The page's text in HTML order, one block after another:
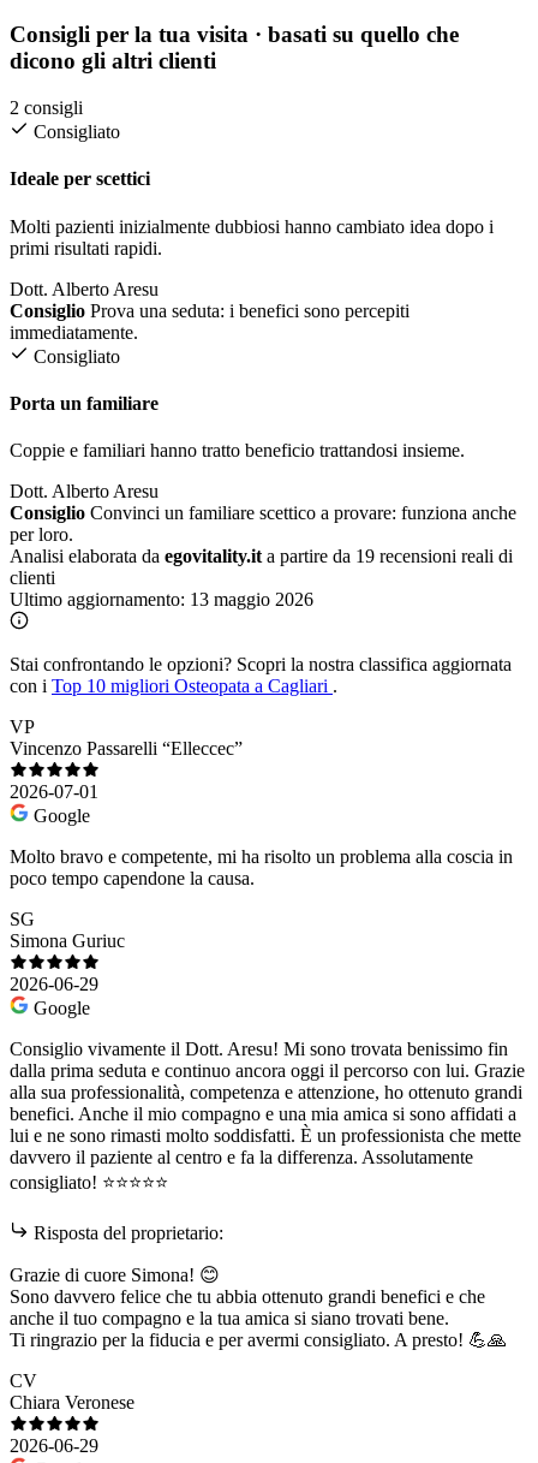
Consigli per la tua visita · basati su quello che
dicono gli altri clienti
2 consigli
Consigliato
Ideale per scettici
Molti pazienti inizialmente dubbiosi hanno cambiato idea dopo i
primi risultati rapidi.
Dott. Alberto Aresu
Consiglio Prova una seduta: i benefici sono percepiti
immediatamente.
Consigliato
Porta un familiare
Coppie e familiari hanno tratto beneficio trattandosi insieme.
Dott. Alberto Aresu
Consiglio Convinci un familiare scettico a provare: funziona anche
per loro.
Analisi elaborata da egovitality.it a partire da 19 recensioni reali di
clienti
Ultimo aggiornamento: 13 maggio 2026
Stai confrontando le opzioni? Scopri la nostra classifica aggiornata
con i Top 10 migliori Osteopata a Cagliari .
VP
Vincenzo Passarelli “Elleccec”
2026-07-01
Google
Molto bravo e competente, mi ha risolto un problema alla coscia in
poco tempo capendone la causa.
SG
Simona Guriuc
2026-06-29
Google
Consiglio vivamente il Dott. Aresu! Mi sono trovata benissimo fin
dalla prima seduta e continuo ancora oggi il percorso con lui. Grazie
alla sua professionalità, competenza e attenzione, ho ottenuto grandi
benefici. Anche il mio compagno e una mia amica si sono affidati a
lui e ne sono rimasti molto soddisfatti. È un professionista che mette
davvero il paziente al centro e fa la differenza. Assolutamente
consigliato! ⭐⭐⭐⭐⭐
Risposta del proprietario:
Grazie di cuore Simona! 😊
Sono davvero felice che tu abbia ottenuto grandi benefici e che
anche il tuo compagno e la tua amica si siano trovati bene.
Ti ringrazio per la fiducia e per avermi consigliato. A presto! 💪🙏
CV
Chiara Veronese
2026-06-29